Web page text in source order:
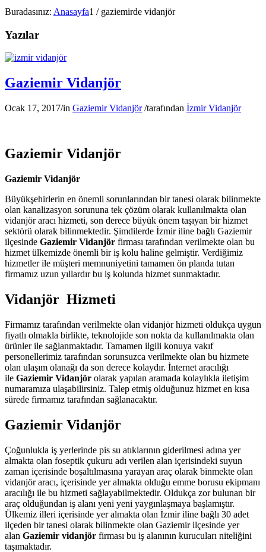
Buradasınız: Anasayfa1 / gaziemirde vidanjör
Yazılar
Gaziemir Vidanjör
Ocak 17, 2017/in Gaziemir Vidanjör /tarafından İzmir Vidanjör
Gaziemir Vidanjör
Gaziemir Vidanjör
Büyükşehirlerin en önemli sorunlarından bir tanesi olarak bilinmekte
olan kanalizasyon sorununa tek çözüm olarak kullanılmakta olan
vidanjör aracı hizmeti, son derece büyük önem taşıyan bir hizmet
sektörü olarak bilinmektedir. Şimdilerde İzmir iline bağlı Gaziemir
ilçesinde Gaziemir Vidanjör firması tarafından verilmekte olan bu
hizmet ülkemizde önemli bir iş kolu haline gelmiştir. Verdiğimiz
hizmetler ile müşteri memnuniyetini tamamen ön planda tutan
firmamız uzun yıllardır bu iş kolunda hizmet sunmaktadır.
Vidanjör Hizmeti
Firmamız tarafından verilmekte olan vidanjör hizmeti oldukça uygun
fiyatlı olmakla birlikte, teknolojide son nokta da kullanılmakta olan
ürünler ile sağlanmaktadır. Tamamen ilgili konuya vakıf
personellerimiz tarafından sorunsuzca verilmekte olan bu hizmete
olan ulaşım olanağı da son derece kolaydır. İnternet aracılığı
ile Gaziemir Vidanjör olarak yapılan aramada kolaylıkla iletişim
numaramıza ulaşabilirsiniz. Talep etmiş olduğunuz hizmet en kısa
sürede firmamız tarafından sağlanacaktır.
Gaziemir Vidanjör
Çoğunlukla iş yerlerinde pis su atıklarının giderilmesi adına yer
almakta olan foseptik çukuru adı verilen alan içerisindeki suyun
zaman içerisinde boşaltılmasına yarayan araç olarak binmekte olan
vidanjör aracı, içerisinde yer almakta olduğu emme borusu ekipmanı
aracılığı ile bu hizmeti sağlayabilmektedir. Oldukça zor bulunan bir
araç olduğundan iş alanı yeni yeni yaygınlaşmaya başlamıştır.
Ülkemiz illeri içerisinde yer almakta olan İzmir iline bağlı 30 adet
ilçeden bir tanesi olarak bilinmekte olan Gaziemir ilçesinde yer
alan Gaziemir vidanjör firması bu iş alanının kurucuları niteliğini
taşımaktadır.